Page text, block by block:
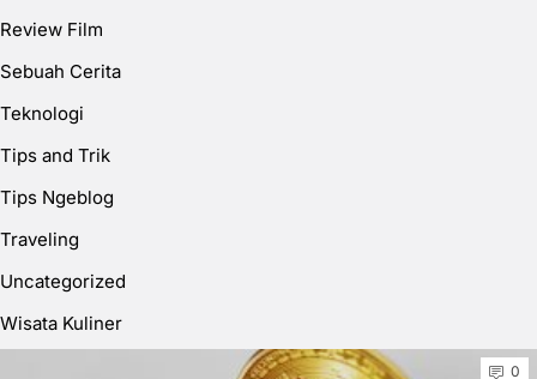
Review Film
Sebuah Cerita
Teknologi
Tips and Trik
Tips Ngeblog
Traveling
Uncategorized
Wisata Kuliner
0